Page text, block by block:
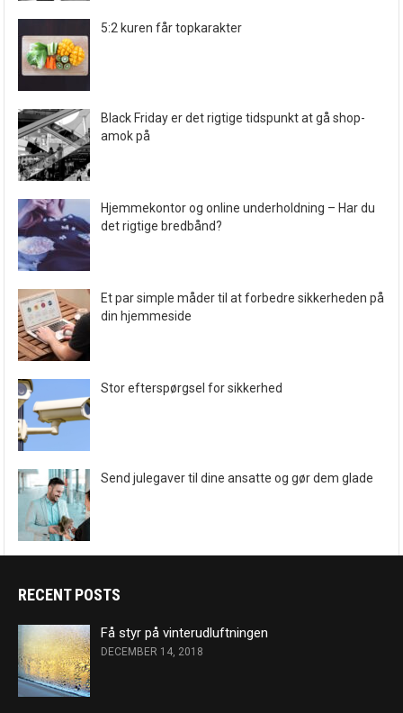
5:2 kuren får topkarakter
Black Friday er det rigtige tidspunkt at gå shop-
amok på
Hjemmekontor og online underholdning – Har du
det rigtige bredbånd?
Et par simple måder til at forbedre sikkerheden på
din hjemmeside
Stor efterspørgsel for sikkerhed
Send julegaver til dine ansatte og gør dem glade
RECENT POSTS
Få styr på vinterudluftningen
DECEMBER 14, 2018